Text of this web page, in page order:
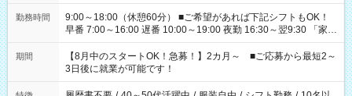
勤務時間
9:00～18:00（休憩60分） ■ご希望があれば下記シフトもOK！
早番 7:00～16:00 遅番 10:00～19:00 夜勤 16:30～翌9:30 「家族
と休みを合わせたい」 「余裕を持って夕飯の準備がしたい」
「できれば残業はしたくない」 など、ご希望を教えてください
ね。 ※Wワーク希望の方へ 今ご覧のお仕事で希望する勤務時間
と、もう1つのお仕事の勤務時間。 合計で週40時間を超える場
合は応募できません。
期間
【8月中のスタートOK！急募！】2カ月～ ■ご応募から最短2～
3日後に就業が可能です！